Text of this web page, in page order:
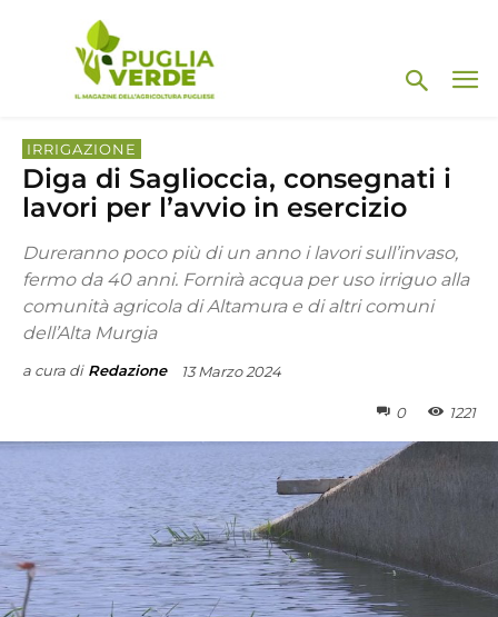
IRRIGAZIONE
Diga di Saglioccia, consegnati i
lavori per l’avvio in esercizio
Dureranno poco più di un anno i lavori sull’invaso,
fermo da 40 anni. Fornirà acqua per uso irriguo alla
comunità agricola di Altamura e di altri comuni
dell’Alta Murgia
a cura di Redazione 13 Marzo 2024
0 1221